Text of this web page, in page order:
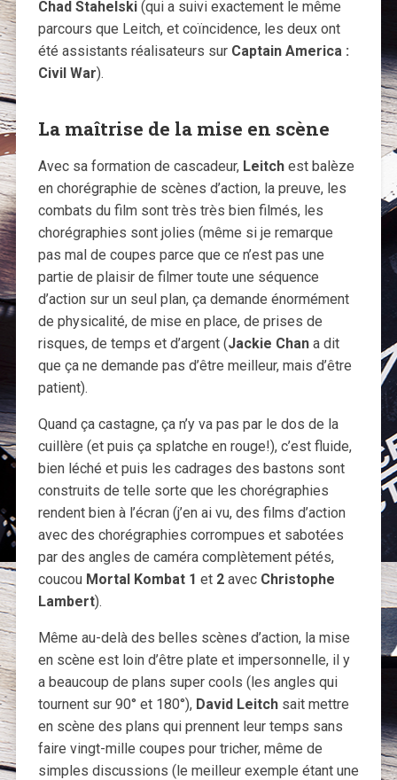
Chad Stahelski(qui a suivi exactement le même
parcours que Leitch, et coïncidence, les deux ont
été assistants réalisateurs sur Captain America :
Civil War).
La maîtrise de la mise en scène
Avec sa formation de cascadeur, Leitchest balèze
en chorégraphie de scènes d’action, la preuve, les
combats du film sont très très bien filmés, les
chorégraphies sont jolies (même si je remarque
pas mal de coupes parce que ce n’est pas une
partie de plaisir de filmer toute une séquence
d’action sur un seul plan, ça demande énormément
de physicalité, de mise en place, de prises de
risques, de temps et d’argent (Jackie Chana dit
que ça ne demande pas d’être meilleur, mais d’être
patient).
Quand ça castagne, ça n’y va pas par le dos de la
cuillère (et puis ça splatche en rouge!), c’est fluide,
bien léché et puis les cadrages des bastons sont
construits de telle sorte que les chorégraphies
rendent bien à l’écran (j’en ai vu, des films d’action
avec des chorégraphies corrompues et sabotées
par des angles de caméra complètement pétés,
coucou Mortal Kombat 1 et 2avec Christophe
Lambert).
Même au-delà des belles scènes d’action, la mise
en scène est loin d’être plate et impersonnelle, il y
a beaucoup de plans super cools (les angles qui
tournent sur 90° et 180°), David Leitchsait mettre
en scène des plans qui prennent leur temps sans
faire vingt-mille coupes pour tricher, même de
simples discussions (le meilleur exemple étant une